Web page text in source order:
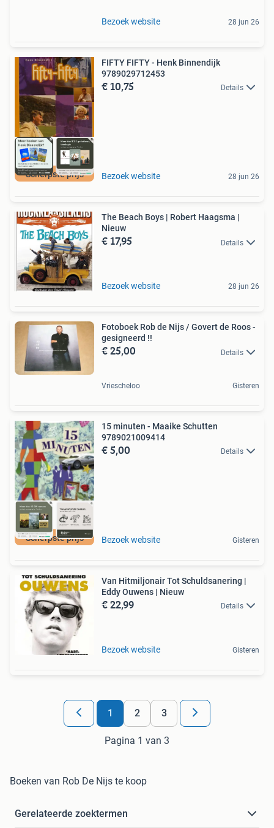
Bezoek website 28 jun 26
Scherpste prijs
FIFTY FIFTY - Henk Binnendijk
9789029712453
€ 10,75 Details
Bezoek website 28 jun 26
The Beach Boys | Robert Haagsma |
Nieuw
€ 17,95 Details
Bezoek website 28 jun 26
Fotoboek Rob de Nijs / Govert de Roos -
gesigneerd !!
€ 25,00 Details
Vriescheloo Gisteren
Scherpste prijs
15 minuten - Maaike Schutten
9789021009414
€ 5,00 Details
Bezoek website Gisteren
Van Hitmiljonair Tot Schuldsanering |
Eddy Ouwens | Nieuw
€ 22,99 Details
Bezoek website Gisteren
1 2 3
Pagina 1 van 3
Boeken van Rob De Nijs te koop
Gerelateerde zoektermen